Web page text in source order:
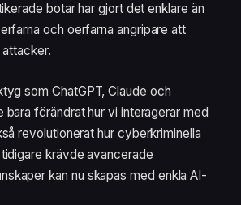
botar har gjort det enklare än
och oerfarna angripare att
som ChatGPT, Claude och
bara förändrat hur vi interagerar med
revolutionerat hur cyberkriminella
krävde avancerade
kan nu skapas med enkla AI-